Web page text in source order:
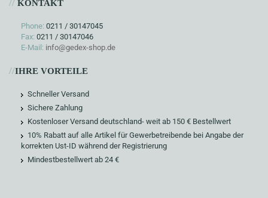
// KONTAKT
Phone: 0211 / 30147045
Fax: 0211 / 30147046
E-Mail: info@gedex-shop.de
//IHRE VORTEILE
Schneller Versand
Sichere Zahlung
Kostenloser Versand deutschland- weit ab 150 € Bestellwert
10% Rabatt auf alle Artikel für Gewerbetreibende bei Angabe der
korrekten Ust-ID während der Registrierung
Mindestbestellwert ab 24 €